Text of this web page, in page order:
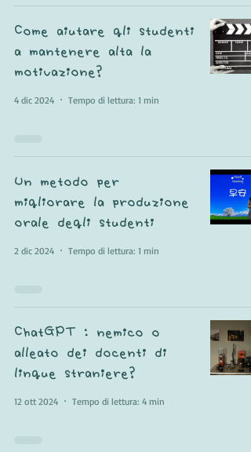
Come aiutare gli studenti
a mantenere alta la
motivazione?
4 dic 2024 Tempo di lettura: 1 min
Un metodo per
migliorare la produzione
orale degli studenti
2 dic 2024 Tempo di lettura: 1 min
ChatGPT : nemico o
alleato dei docenti di
lingue straniere?
12 ott 2024 Tempo di lettura: 4 min